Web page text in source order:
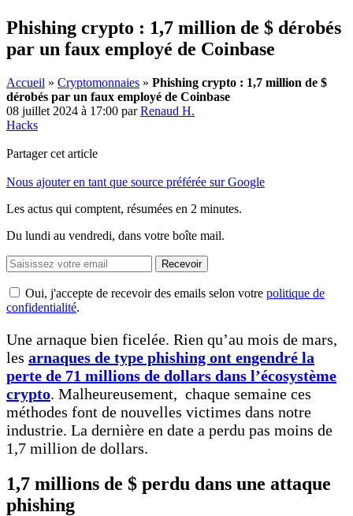
Phishing crypto : 1,7 million de $ dérobés
par un faux employé de Coinbase
Accueil » Cryptomonnaies » Phishing crypto : 1,7 million de $
dérobés par un faux employé de Coinbase
08 juillet 2024 à 17:00 parRenaud H.
Hacks
Partager cet article
Nous ajouter en tant que source préférée sur Google
Les actus qui comptent, résumées en 2 minutes.
Du lundi au vendredi, dans votre boîte mail.
Recevoir
Oui, j'accepte de recevoir des emails selon votre politique de
confidentialité.
Une arnaque bien ficelée. Rien qu’au mois de mars,
les arnaques de type phishing ont engendré la
perte de 71 millions de dollars dans l’écosystème
crypto. Malheureusement, chaque semaine ces
méthodes font de nouvelles victimes dans notre
industrie. La dernière en date a perdu pas moins de
1,7 million de dollars.
1,7 millions de $ perdu dans une attaque
phishing